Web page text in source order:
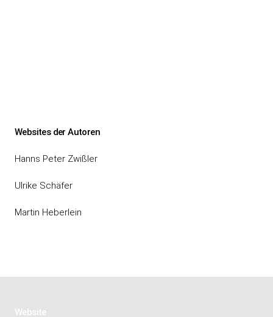
Websites der Autoren
Hanns Peter Zwißler
Ulrike Schäfer
Martin Heberlein
Website